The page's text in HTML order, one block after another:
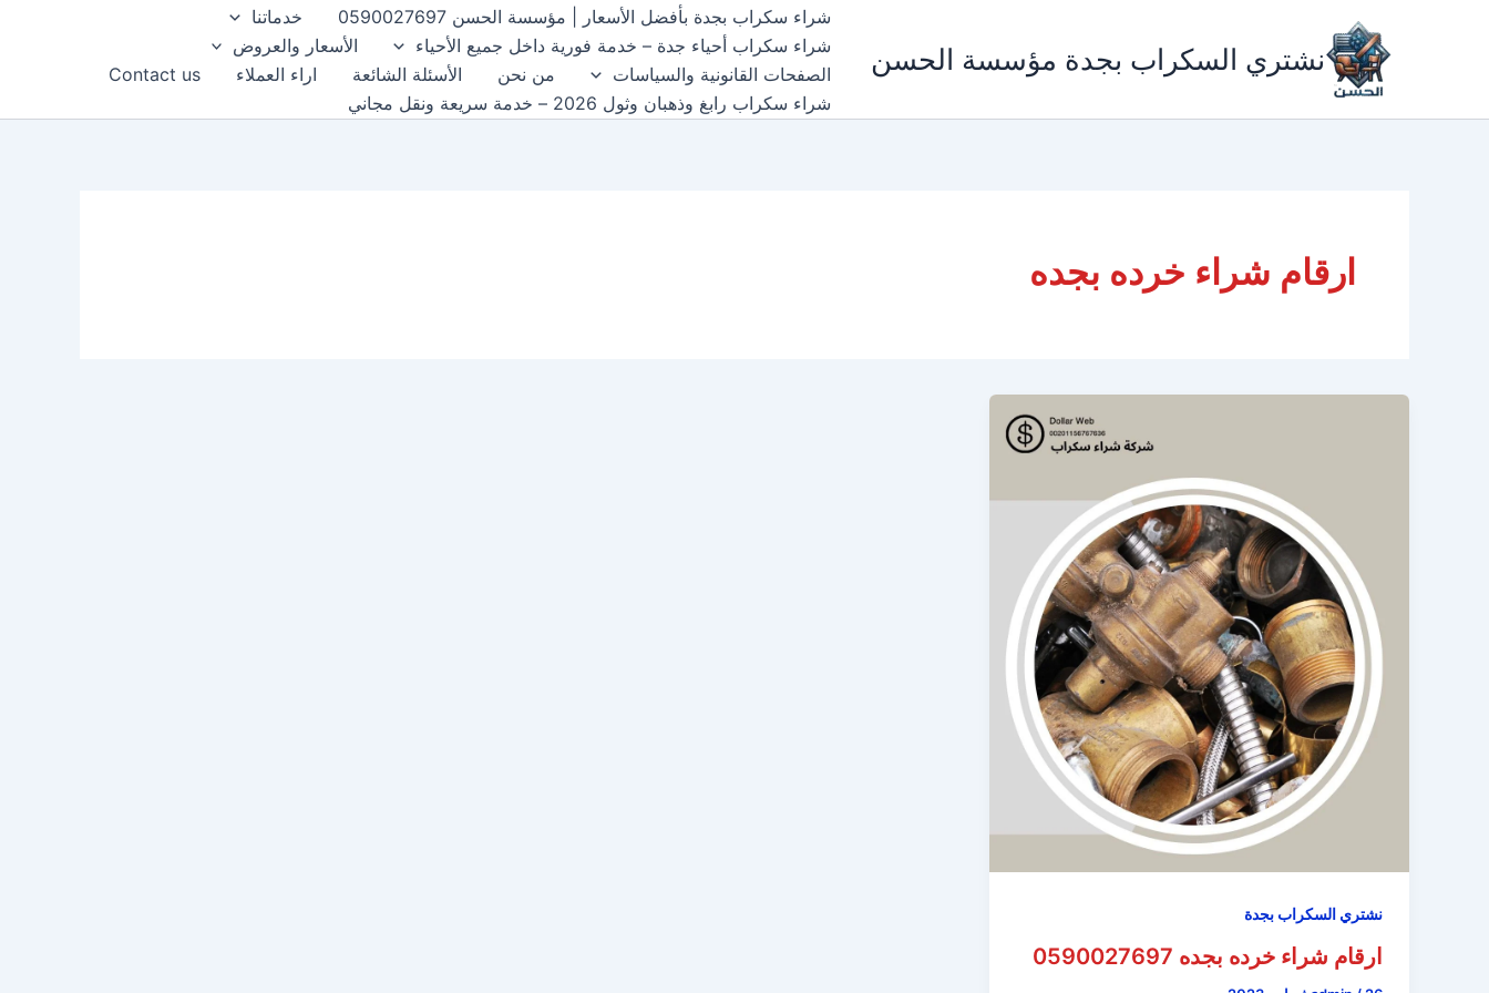
نشتري السكراب بجدة مؤسسة الحسن
شراء سكراب بجدة بأفضل الأسعار | مؤسسة الحسن 0590027697
خدماتنا
شراء سكراب أحياء جدة – خدمة فورية داخل جميع الأحياء
الأسعار والعروض
الصفحات القانونية والسياسات
من نحن الأسئلة الشائعة اراء العملاء
Contact us
شراء سكراب رابغ وذهبان وثول 2026 – خدمة سريعة ونقل مجاني
ارقام شراء خرده بجده
نشتري السكراب بجدة
ارقام شراء خرده بجده 0590027697